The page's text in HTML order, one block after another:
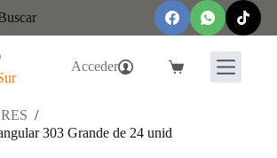
Acceder
Carro
/
303 Grande de 24 unid